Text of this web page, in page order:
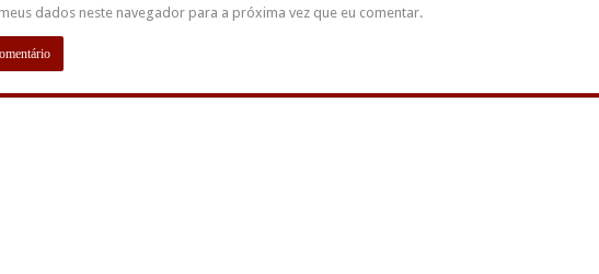
dados neste navegador para a próxima vez que eu comentar.